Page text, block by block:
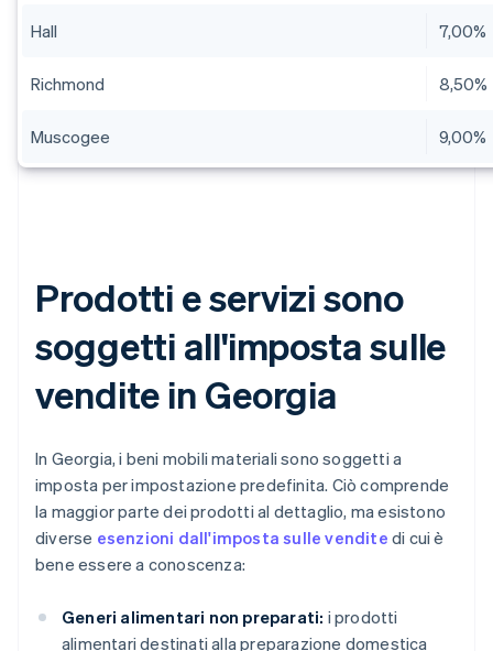
Hall 7,00%
Richmond 8,50%
Muscogee 9,00%
Prodotti e servizi sono
soggetti all'imposta sulle
vendite in Georgia
In Georgia, i beni mobili materiali sono soggetti a
imposta per impostazione predefinita. Ciò comprende
la maggior parte dei prodotti al dettaglio, ma esistono
diverse esenzioni dall'imposta sulle vendite di cui è
bene essere a conoscenza:
Generi alimentari non preparati: i prodotti
alimentari destinati alla preparazione domestica